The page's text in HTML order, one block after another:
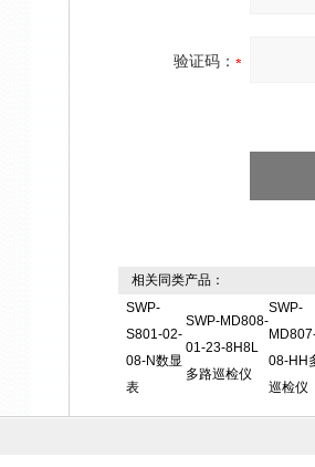
验证码：
相关同类产品：
SWP-
S801-02-
08-N数显
表
SWP-MD808-
01-23-8H8L
多路巡检仪
SWP-
08-HH
巡检仪